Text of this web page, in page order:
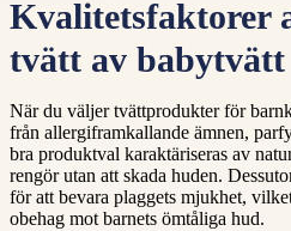
Kvalitetsfaktorer
tvätt av babytvätt
När du väljer tvättprodukter för
från allergiframkallande ämnen,
bra produktval karaktäriseras av
rengör utan att skada huden.
för att bevara plaggets mjukhet,
obehag mot barnets ömtåliga hud.